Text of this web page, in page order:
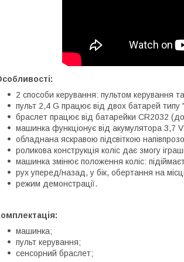
2 способи керування: пультом керування
пульт 2,4 G працює від двох батарей
браслет працює від батарейки CR2032
машинка функціонує від акумулятора 3,7 V;
обладнана яскравою підсвіткою
роликова конструкція коліс дає змогу
машинка змінює положення коліс:
рух уперед/назад, у бік, обертання на
режим демонстрації.
машинка;
пульт керування;
сенсорний браслет;